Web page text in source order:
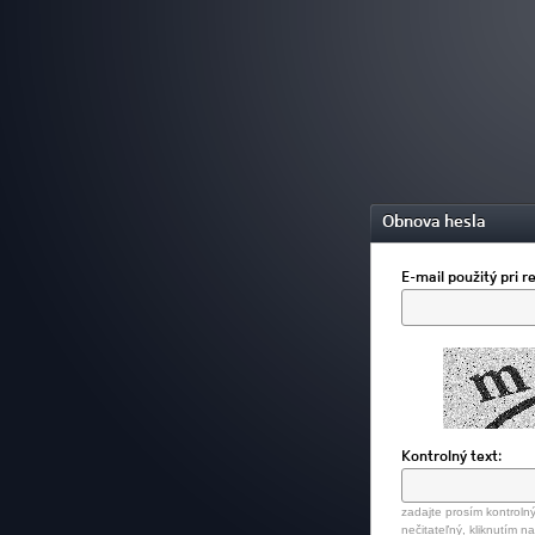
Obnova hesla
E-mail použitý pri
Kontrolný text:
zadajte prosím
nečitateľný, kliknutím